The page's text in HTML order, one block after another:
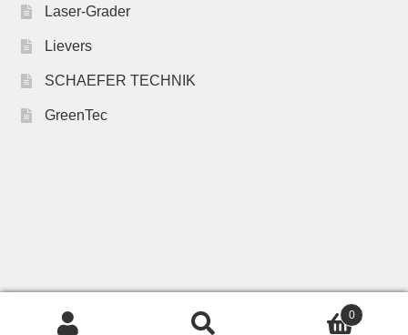
Laser-Grader
Lievers
SCHAEFER TECHNIK
GreenTec
0